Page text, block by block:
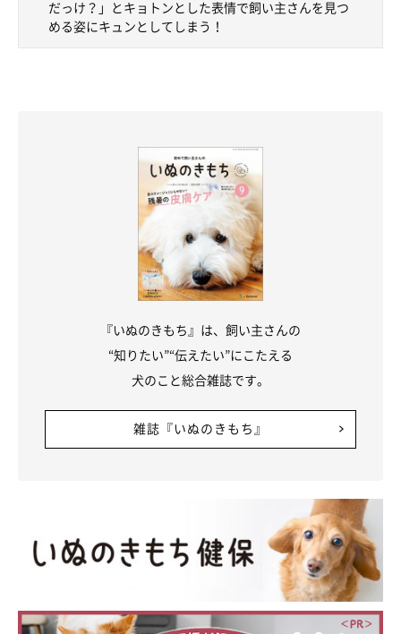
だっけ？」とキョトンとした表情で飼い主さんを見つ
める姿にキュンとしてしまう！
『いぬのきもち』は、飼い主さんの
“知りたい”“伝えたい”にこたえる
犬のこと総合雑誌です。
雑誌『いぬのきもち』